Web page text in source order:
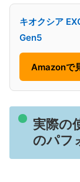
キオクシア
Gen5
Amazonで
実際の
のパフ